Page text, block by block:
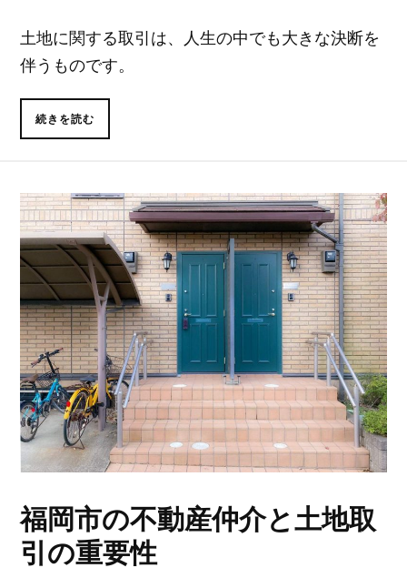
土地に関する取引は、人生の中でも大きな決断を
伴うものです。
続きを読む
福岡市の不動産仲介と土地取
引の重要性